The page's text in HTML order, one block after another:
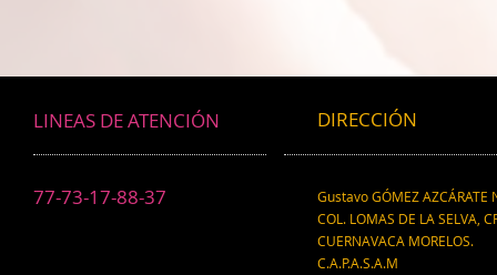
LINEAS DE ATENCIÓN
77-73-17-88-37
DIRECCIÓN
Gustavo GÓMEZ AZCÁRATE
COL. LOMAS DE LA SELVA,
CUERNAVACA MORELOS.
C.A.P.A.S.A.M